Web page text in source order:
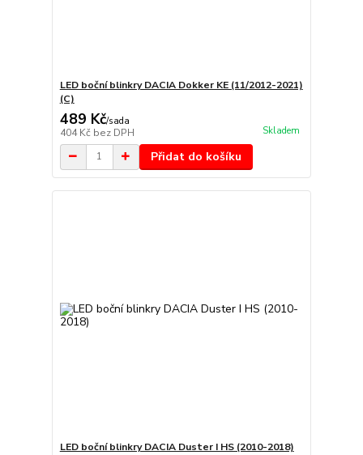
LED boční blinkry DACIA Dokker KE (11/2012-2021)
(C)
489 Kč/sada
404 Kč bez DPH Skladem
Přidat do košíku
LED boční blinkry DACIA Duster I HS (2010-2018)